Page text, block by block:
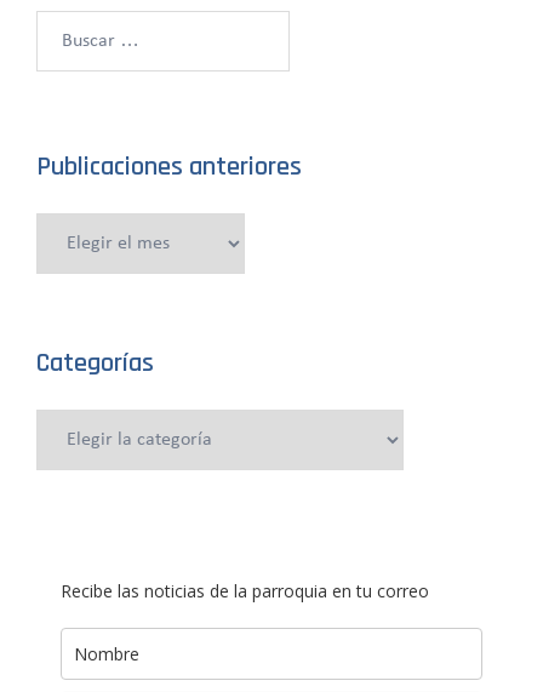
Publicaciones anteriores
Categorías
Recibe las noticias de la parroquia en tu correo